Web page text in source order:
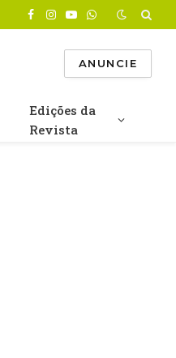
Facebook
Instagram
YouTube
WhatsApp
ANUNCIE
Edições da
Revista